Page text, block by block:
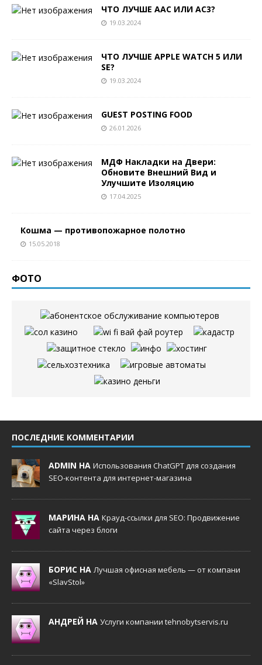
ЧТО ЛУЧШЕ AAC ИЛИ AC3?
19.03.2024
ЧТО ЛУЧШЕ APPLE WATCH 5 ИЛИ
SE?
19.03.2024
GUEST POSTING FOOD
26.01.2026
МДФ Накладки на Двери:
Обновите Внешний Вид и
Улучшите Изоляцию
17.04.2025
Кошма — противопожарное полотно
15.05.2018
ФОТО
ПОСЛЕДНИЕ КОММЕНТАРИИ
ADMIN НА Использования ChatGPT для создания
SEO-контента для интернет-магазина
МАРИНА НА Крауд-ссылки для SEO: Продвижение
сайта через блоги
БОРИС НА Лучшая офисная мебель — от компани
«SlavStol»
АНДРЕЙ НА Услуги компании tehnobytservis.ru